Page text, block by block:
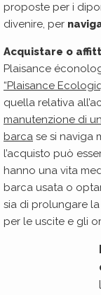
proposte per i
divenire, per
Acquistare o
Plaisance
“Plaisance
quella relativa
manutenzione di
barca se si naviga
l’acquisto può
hanno una vita
barca usata o
sia di prolungare
per le uscite e gli